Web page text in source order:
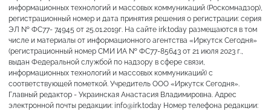
информационных технологий и массовых коммуникаций (Роскомнадзор),
регистрационный номер и дата принятия решения о регистрации: серия
ЭЛ № ФС77- 74945 от 25.01.2019г. На сайте irk.today размещаются в том
числе и материалы от информационного агентства «Иркутск Сегодня»
(регистрационный номер СМИ ИА № ФС77-85643 от 21 июля 2023 г.,
выдан Федеральной службой по надзору в сфере связи,
информационных технологий и массовых коммуникаций) с
соответствующей пометкой. Учредитель ООО «Иркутск Сегодня».
Главный редактор - Украинская Анастасия Владимировна. Адрес
электронной почты редакции: info@irk.today Номер телефона редакции: